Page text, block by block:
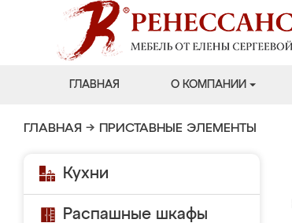
ГЛАВНАЯ О КОМПАНИИ
ГЛАВНАЯ → ПРИСТАВНЫЕ ЭЛЕМЕНТЫ
Кухни
Распашные шкафы